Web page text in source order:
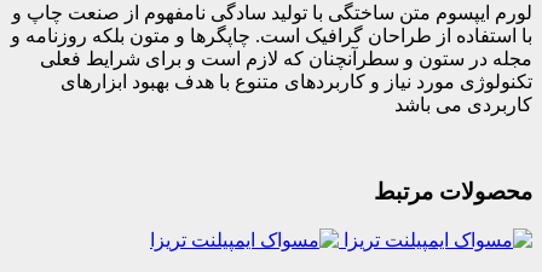
لورم ایپسوم متن ساختگی با تولید سادگی نامفهوم از صنعت چاپ و
با استفاده از طراحان گرافیک است. چاپگرها و متون بلکه روزنامه و
مجله در ستون و سطرآنچنان که لازم است و برای شرایط فعلی
تکنولوژی مورد نیاز و کاربردهای متنوع با هدف بهبود ابزارهای
کاربردی می باشد
محصولات مرتبط